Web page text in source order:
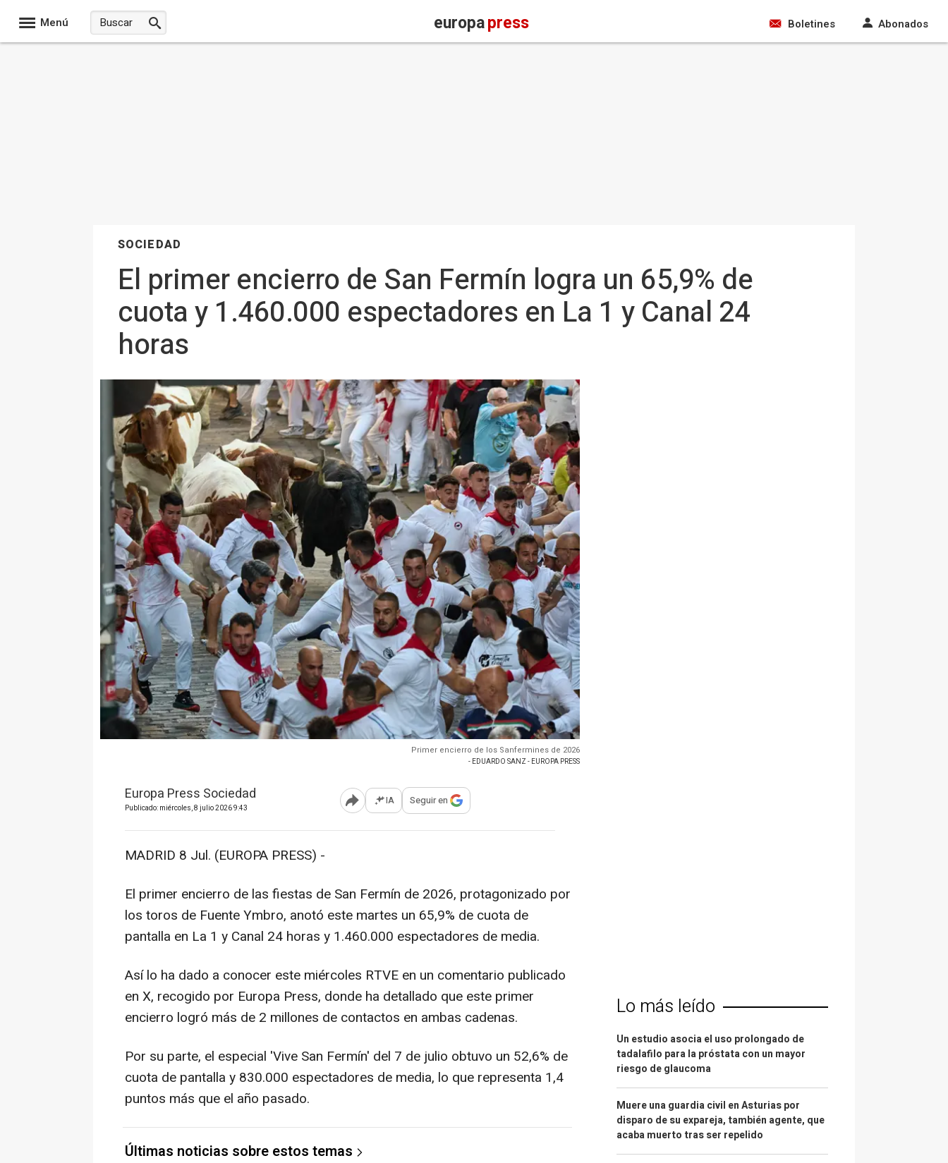
Menú europapress Boletines Abonados
SOCIEDAD
El primer encierro de San Fermín logra un 65,9% de
cuota y 1.460.000 espectadores en La 1 y Canal 24
horas
Primer encierro de los Sanfermines de 2026
- EDUARDO SANZ - EUROPA PRESS
Europa Press Sociedad
Publicado: miércoles, 8 julio 2026 9:43 Abrir opciones para compartir
IA Seguir en
MADRID 8 Jul. (EUROPA PRESS) -
El primer encierro de las fiestas de San Fermín de 2026, protagonizado por
los toros de Fuente Ymbro, anotó este martes un 65,9% de cuota de
pantalla en La 1 y Canal 24 horas y 1.460.000 espectadores de media.
Así lo ha dado a conocer este miércoles RTVE en un comentario publicado
en X, recogido por Europa Press, donde ha detallado que este primer
encierro logró más de 2 millones de contactos en ambas cadenas.
Por su parte, el especial 'Vive San Fermín' del 7 de julio obtuvo un 52,6% de
cuota de pantalla y 830.000 espectadores de media, lo que representa 1,4
puntos más que el año pasado.
Últimas noticias sobre estos temas
Lo más leído
Un estudio asocia el uso prolongado de
tadalafilo para la próstata con un mayor
riesgo de glaucoma
Muere una guardia civil en Asturias por
disparo de su expareja, también agente, que
acaba muerto tras ser repelido